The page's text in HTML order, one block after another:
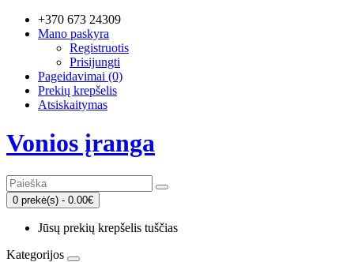
+370 673 24309
Mano paskyra
Registruotis
Prisijungti
Pageidavimai (0)
Prekių krepšelis
Atsiskaitymas
Vonios įranga
0 prekė(s) - 0.00€
Jūsų prekių krepšelis tuščias
Kategorijos